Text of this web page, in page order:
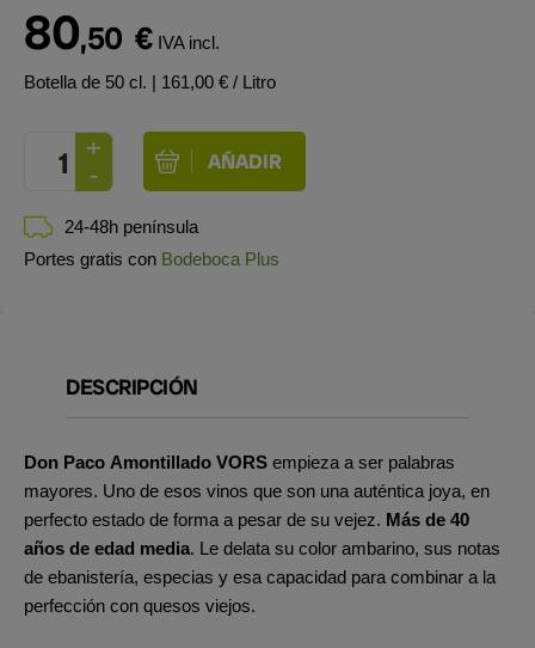
80,50 € IVA incl.
Botella de 50 cl. | 161,00 € / Litro
24-48h península
Portes gratis con Bodeboca Plus
DESCRIPCIÓN
Don Paco Amontillado VORS empieza a ser palabras
mayores. Uno de esos vinos que son una auténtica joya, en
perfecto estado de forma a pesar de su vejez. Más de 40
años de edad media. Le delata su color ambarino, sus notas
de ebanistería, especias y esa capacidad para combinar a la
perfección con quesos viejos.